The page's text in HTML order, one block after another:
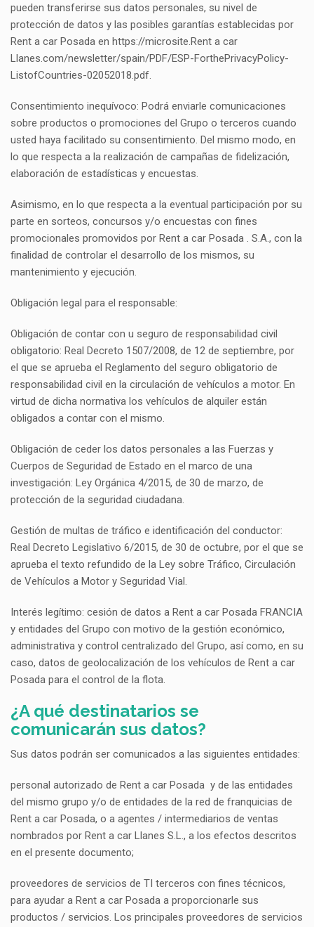
pueden transferirse sus datos personales, su nivel de
protección de datos y las posibles garantías establecidas por
Rent a car Posada en https://microsite.Rent a car
Llanes.com/newsletter/spain/PDF/ESP-ForthePrivacyPolicy-
ListofCountries-02052018.pdf.
Consentimiento inequívoco: Podrá enviarle comunicaciones
sobre productos o promociones del Grupo o terceros cuando
usted haya facilitado su consentimiento. Del mismo modo, en
lo que respecta a la realización de campañas de fidelización,
elaboración de estadísticas y encuestas.
Asimismo, en lo que respecta a la eventual participación por su
parte en sorteos, concursos y/o encuestas con fines
promocionales promovidos por Rent a car Posada . S.A., con la
finalidad de controlar el desarrollo de los mismos, su
mantenimiento y ejecución.
Obligación legal para el responsable:
Obligación de contar con u seguro de responsabilidad civil
obligatorio: Real Decreto 1507/2008, de 12 de septiembre, por
el que se aprueba el Reglamento del seguro obligatorio de
responsabilidad civil en la circulación de vehículos a motor. En
virtud de dicha normativa los vehículos de alquiler están
obligados a contar con el mismo.
Obligación de ceder los datos personales a las Fuerzas y
Cuerpos de Seguridad de Estado en el marco de una
investigación: Ley Orgánica 4/2015, de 30 de marzo, de
protección de la seguridad ciudadana.
Gestión de multas de tráfico e identificación del conductor:
Real Decreto Legislativo 6/2015, de 30 de octubre, por el que se
aprueba el texto refundido de la Ley sobre Tráfico, Circulación
de Vehículos a Motor y Seguridad Vial.
Interés legítimo: cesión de datos a Rent a car Posada FRANCIA
y entidades del Grupo con motivo de la gestión económico,
administrativa y control centralizado del Grupo, así como, en su
caso, datos de geolocalización de los vehículos de Rent a car
Posada para el control de la flota.
¿A qué destinatarios se
comunicarán sus datos?
Sus datos podrán ser comunicados a las siguientes entidades:
personal autorizado de Rent a car Posada y de las entidades
del mismo grupo y/o de entidades de la red de franquicias de
Rent a car Posada, o a agentes / intermediarios de ventas
nombrados por Rent a car Llanes S.L., a los efectos descritos
en el presente documento;
proveedores de servicios de TI terceros con fines técnicos,
para ayudar a Rent a car Posada a proporcionarle sus
productos / servicios. Los principales proveedores de servicios